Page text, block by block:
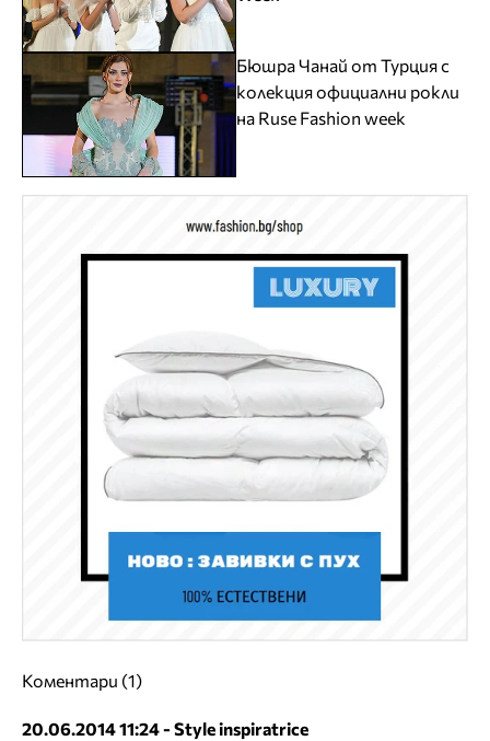
Бюшра Чанай от Турция с
колекция официални рокли
на Ruse Fashion week
Коментари (1)
20.06.2014 11:24 - Style inspiratrice